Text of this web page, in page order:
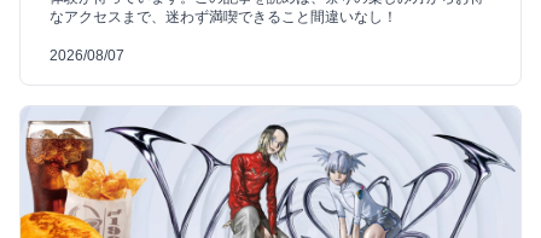
なアクセスまで、迷わず満喫できること間違いなし！
2026/08/07